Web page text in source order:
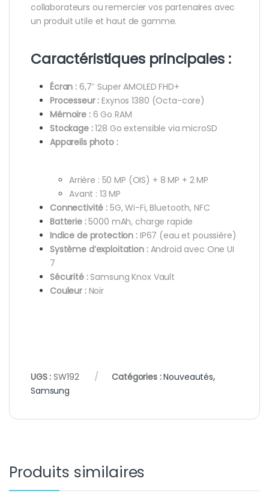
collaborateurs ou remercier vos partenaires avec
un produit utile et haut de gamme.
Caractéristiques principales :
Écran : 6,7″ Super AMOLED FHD+
Processeur : Exynos 1380 (Octa-core)
Mémoire :6 Go RAM
Stockage :128 Go extensible via microSD
Appareils photo :
Arrière : 50 MP (OIS) + 8 MP + 2 MP
Avant : 13 MP
Connectivité : 5G, Wi-Fi, Bluetooth, NFC
Batterie :5000 mAh, charge rapide
Indice de protection :IP67 (eau et poussière)
Système d’exploitation :Android avec One UI
7
Sécurité :Samsung Knox Vault
Couleur :Noir
UGS :SW192 Catégories :Nouveautés,
Samsung
Produits similaires